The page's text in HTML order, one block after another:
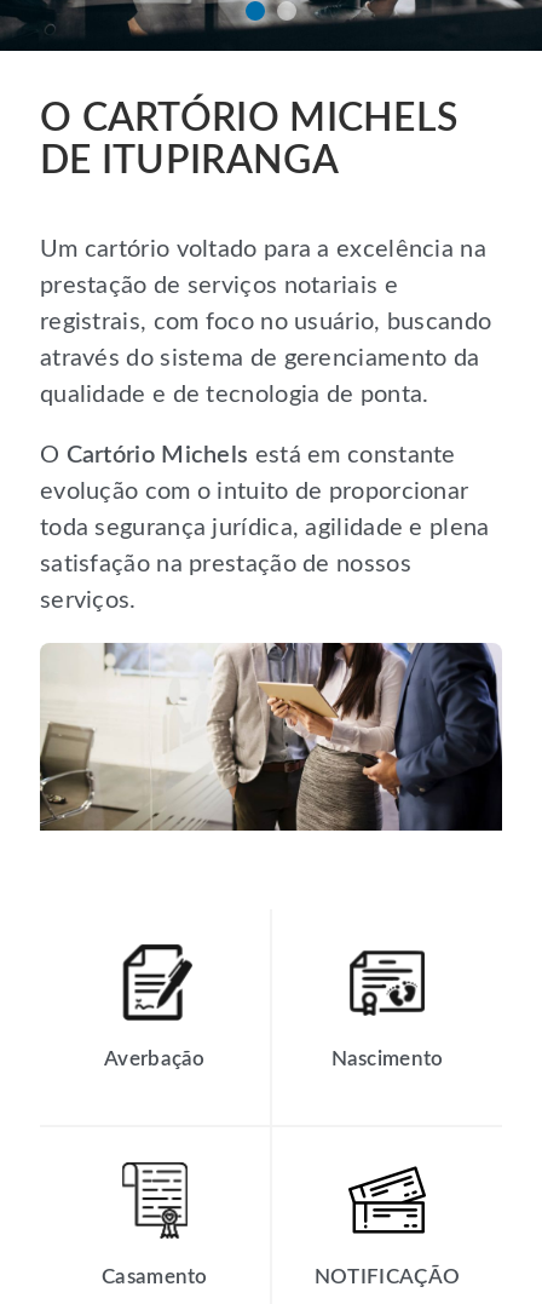
O CARTÓRIO MICHELS
DE ITUPIRANGA
Um cartório voltado para a excelência na
prestação de serviços notariais e
registrais, com foco no usuário, buscando
através do sistema de gerenciamento da
qualidade e de tecnologia de ponta.
O Cartório Michels está em constante
evolução com o intuito de proporcionar
toda segurança jurídica, agilidade e plena
satisfação na prestação de nossos
serviços.
Averbação Nascimento
Casamento NOTIFICAÇÃO